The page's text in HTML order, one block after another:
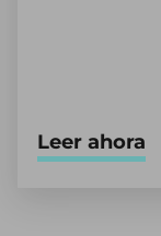
Leer ahora